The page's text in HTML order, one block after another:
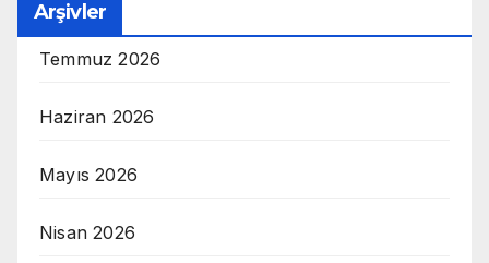
Arşivler
Temmuz 2026
Haziran 2026
Mayıs 2026
Nisan 2026